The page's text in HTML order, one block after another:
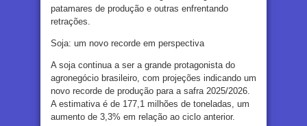
patamares de produção e outras enfrentando
retrações.
Soja: um novo recorde em perspectiva
A soja continua a ser a grande protagonista do
agronegócio brasileiro, com projeções indicando um
novo recorde de produção para a safra 2025/2026.
A estimativa é de 177,1 milhões de toneladas, um
aumento de 3,3% em relação ao ciclo anterior.